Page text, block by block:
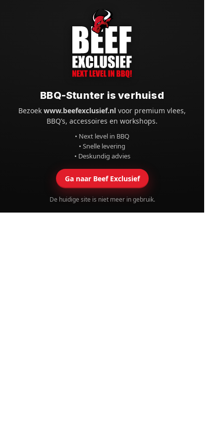
BBQ-Stunter is verhuisd
Bezoekwww.beefexclusief.nl voor premium vlees,
BBQ’s, accessoires en workshops.
• Next level in BBQ
• Snelle levering
• Deskundig advies
Ga naar Beef Exclusief
De huidige site is niet meer in gebruik.